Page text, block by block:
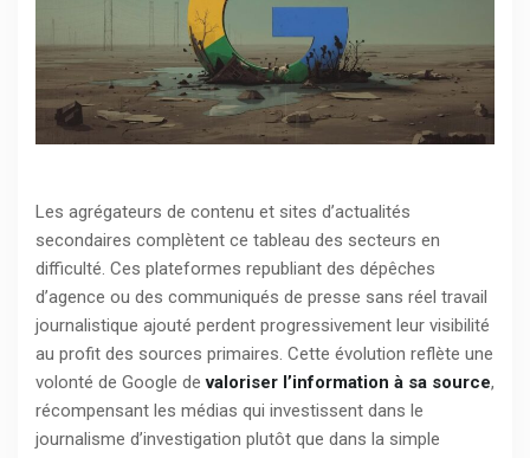
Les agrégateurs de contenu et sites d’actualités
secondaires complètent ce tableau des secteurs en
difficulté. Ces plateformes republiant des dépêches
d’agence ou des communiqués de presse sans réel travail
journalistique ajouté perdent progressivement leur visibilité
au profit des sources primaires. Cette évolution reflète une
volonté de Google devaloriser l’information à sa source,
récompensant les médias qui investissent dans le
journalisme d’investigation plutôt que dans la simple